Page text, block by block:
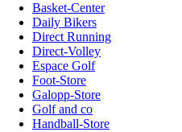
Basket-Center
Daily Bikers
Direct Running
Direct-Volley
Espace Golf
Foot-Store
Galopp-Store
Golf and co
Handball-Store